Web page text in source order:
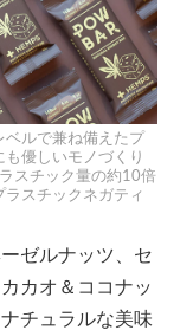
ベルで兼ね備えたプ
優しいモノづくり
スチック量の約10倍
スチックネガティ
ゼルナッツ、セ
カオ＆ココナッ
チュラルな美味